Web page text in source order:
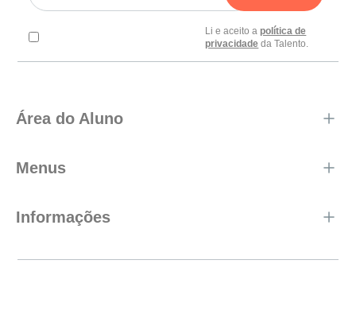
Li e aceito a política de
privacidade da Talento.
Área do Aluno
Menus
Informações